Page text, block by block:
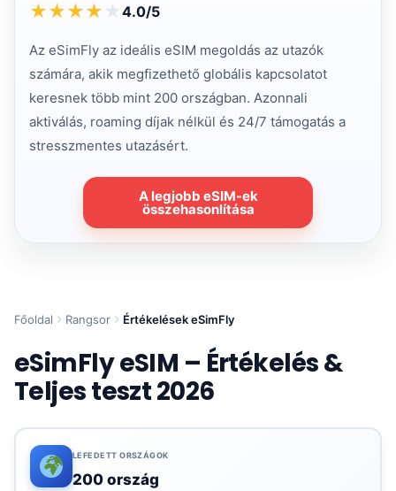
★★★★ ★4.0/5
Az eSimFly az ideális eSIM megoldás az utazók
számára, akik megfizethető globális kapcsolatot
keresnek több mint 200 országban. Azonnali
aktiválás, roaming díjak nélkül és 24/7 támogatás a
stresszmentes utazásért.
A legjobb eSIM-ek
összehasonlítása
Főoldal Rangsor Értékelések eSimFly
eSimFly eSIM – Értékelés &
Teljes teszt 2026
LEFEDETT ORSZÁGOK
200 ország